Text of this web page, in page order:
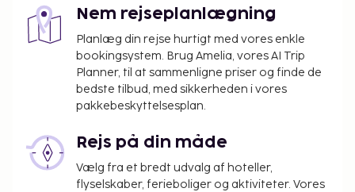
Nem rejseplanlægning
Planlæg din rejse hurtigt med vores enkle
bookingsystem. Brug Amelia, vores AI Trip
Planner, til at sammenligne priser og finde de
bedste tilbud, med sikkerheden i vores
pakkebeskyttelsesplan.
Rejs på din måde
Vælg fra et bredt udvalg af hoteller,
flyselskaber, ferieboliger og aktiviteter. Vores